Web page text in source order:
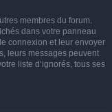
membres du forum.
dans votre panneau
connexion et leur envoyer
leurs messages peuvent
liste d’ignorés, tous ses